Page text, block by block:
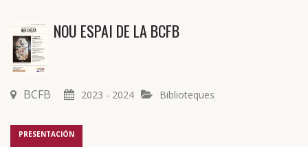
NOU ESPAI DE LA BCFB
BCFB 2023 - 2024 Biblioteques
PRESENTACIÓN